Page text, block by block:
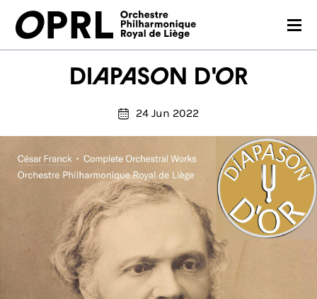
CONCERTS
PRACTICAL
FR EN
Diapason d'or
24 Jun 2022